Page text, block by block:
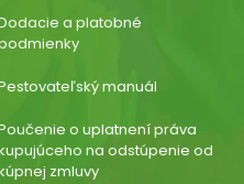
a platobné
manuál
o uplatnení práva
na odstúpenie od
zmluvy